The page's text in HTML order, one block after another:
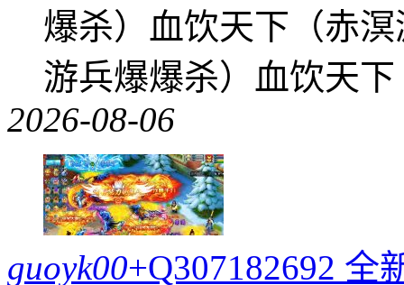
爆杀）血饮天下（赤
游兵爆爆杀）血饮天
2026-08-06
guoyk00+Q307182692